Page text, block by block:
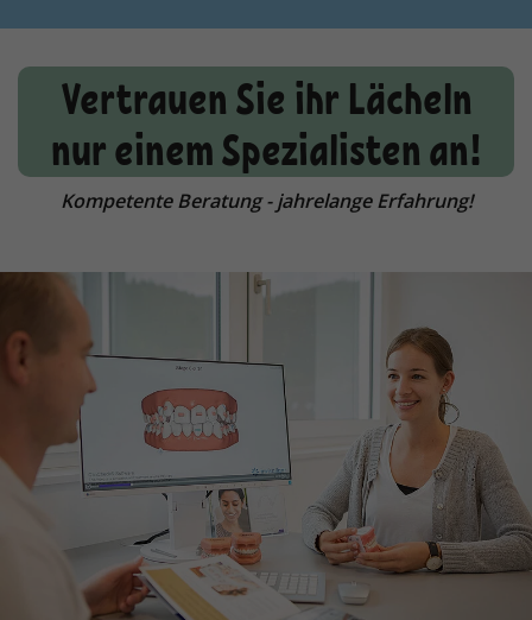
Vertrauen Sie ihr Lächeln
nur einem Spezialisten an!
Kompetente Beratung - jahrelange Erfahrung!